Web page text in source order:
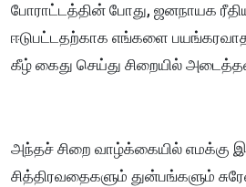
போராட்டத்தின் போது, ஜனநாயக
ஈடுபட்டதற்காக எங்களை
கீழ் கைது செய்து சிறையில்
அந்தச் சிறை வாழ்க்கையில் எமக்கு
சித்திரவதைகளும் துன்பங்களும்